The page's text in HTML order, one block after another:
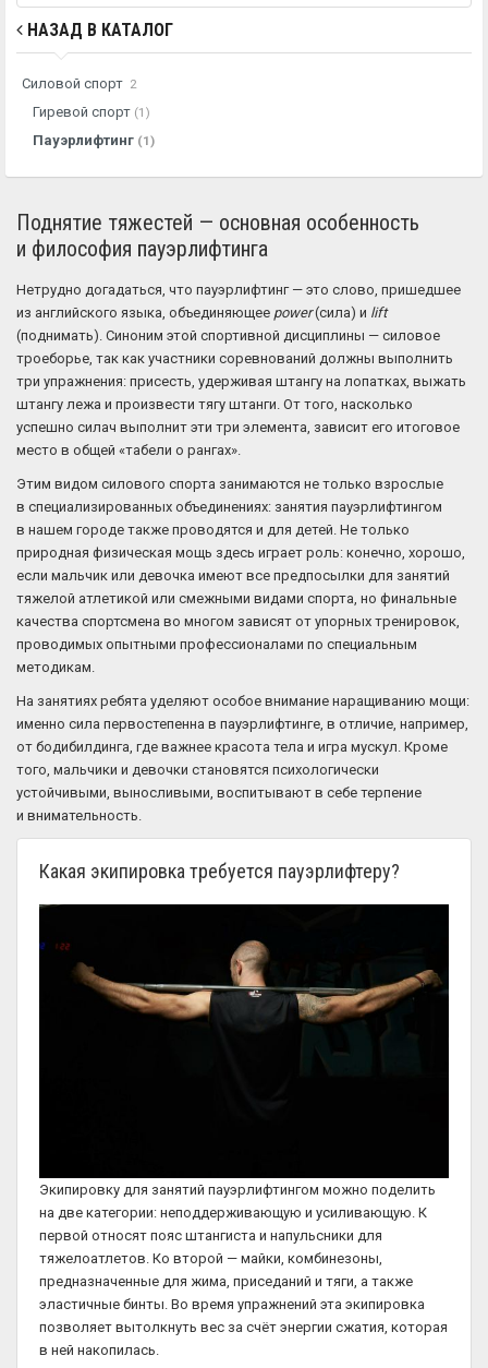
НАЗАД В КАТАЛОГ
Силовой спорт 2
Гиревой спорт (1)
Пауэрлифтинг (1)
Поднятие тяжестей — основная особенность
и философия пауэрлифтинга
Нетрудно догадаться, что пауэрлифтинг — это слово, пришедшее
из английского языка, объединяющее power(сила) и lift
(поднимать). Синоним этой спортивной дисциплины — силовое
троеборье, так как участники соревнований должны выполнить
три упражнения: присесть, удерживая штангу на лопатках, выжать
штангу лежа и произвести тягу штанги. От того, насколько
успешно силач выполнит эти три элемента, зависит его итоговое
место в общей «табели о рангах».
Этим видом силового спорта занимаются не только взрослые
в специализированных объединениях: занятия пауэрлифтингом
в нашем городе также проводятся и для детей. Не только
природная физическая мощь здесь играет роль: конечно, хорошо,
если мальчик или девочка имеют все предпосылки для занятий
тяжелой атлетикой или смежными видами спорта, но финальные
качества спортсмена во многом зависят от упорных тренировок,
проводимых опытными профессионалами по специальным
методикам.
На занятиях ребята уделяют особое внимание наращиванию мощи:
именно сила первостепенна в пауэрлифтинге, в отличие, например,
от бодибилдинга, где важнее красота тела и игра мускул. Кроме
того, мальчики и девочки становятся психологически
устойчивыми, выносливыми, воспитывают в себе терпение
и внимательность.
Какая экипировка требуется пауэрлифтеру?
Экипировку для занятий пауэрлифтингом можно поделить
на две категории: неподдерживающую и усиливающую. К
первой относят пояс штангиста и напульсники для
тяжелоатлетов. Ко второй — майки, комбинезоны,
предназначенные для жима, приседаний и тяги, а также
эластичные бинты. Во время упражнений эта экипировка
позволяет вытолкнуть вес за счёт энергии сжатия, которая
в ней накопилась.